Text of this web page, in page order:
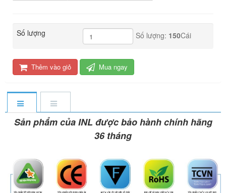
Số lượng Số lượng: 150Cái
Thêm vào giỏ Mua ngay
Sản phẩm của INL được bảo hành chính hãng
36 tháng